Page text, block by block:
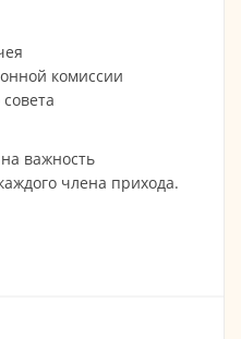
комиссии
важность
члена прихода.